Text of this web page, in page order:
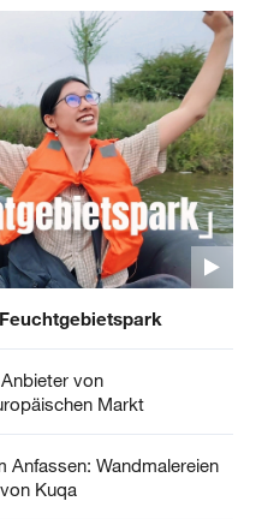
von
Markt
Anfassen: Wandmalereien
Kuqa